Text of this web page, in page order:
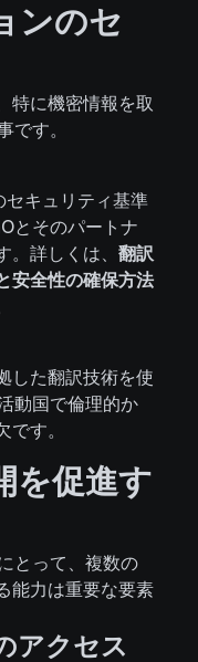
ンのセ
特に機密情報を取
です。
キュリティ基準
とそのパートナ
詳しくは、 翻訳
安全性の確保方法
した翻訳技術を使
動国で倫理的か
す。
を促進す
とって、複数の
能力は重要な要素
アクセス